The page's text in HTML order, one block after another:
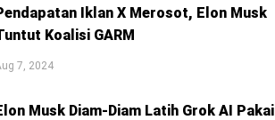
Iklan X Merosot, Elon Musk
Koalisi GARM
7, 2024
Musk Diam-Diam Latih Grok AI Pakai